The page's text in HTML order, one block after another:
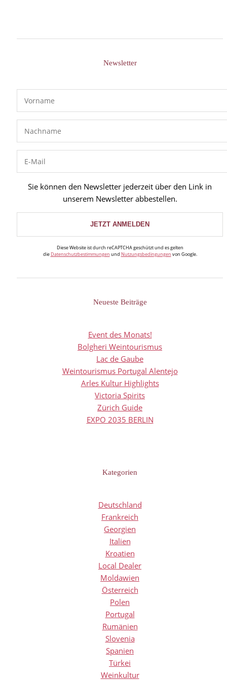
Newsletter
Sie können den Newsletter jederzeit über den Link in
unserem Newsletter abbestellen.
Diese Website ist durch reCAPTCHA geschützt und es gelten
die Datenschutzbestimmungen und Nutzungsbedingungen von Google.
Neueste Beiträge
Event des Monats!
Bolgheri Weintourismus
Lac de Gaube
Weintourismus Portugal Alentejo
Arles Kultur Highlights
Victoria Spirits
Zürich Guide
EXPO 2035 BERLIN
Kategorien
Deutschland
Frankreich
Georgien
Italien
Kroatien
Local Dealer
Moldawien
Österreich
Polen
Portugal
Rumänien
Slovenia
Spanien
Türkei
Weinkultur